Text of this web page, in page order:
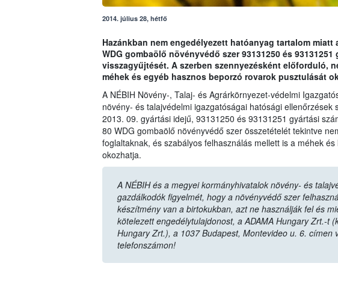
2014. július 28, hétfő
Hazánkban nem engedélyezett hatóanyag tartalom miatt
WDG gombaölő növényvédő szer 93131250 és
visszagyűjtését. A szerben szennyezésként előforduló,
méhek és egyéb hasznos beporzó rovarok pusztulását
A NÉBIH Növény-, Talaj- és Agrárkörnyezet-védelmi
növény- és talajvédelmi igazgatóságai hatósági
2013. 09. gyártási idejű, 93131250 és 93131251 gyártási
80 WDG gombaölő növényvédő szer összetételét tekintve
foglaltaknak, és szabályos felhasználás mellett is a méhek
okozhatja.
A NÉBIH és a megyei kormányhivatalok növény- és
gazdálkodók figyelmét, hogy a növényvédő szer
készítmény van a birtokukban, azt ne használják fel és
kötelezett engedélytulajdonost, a ADAMA Hungary Zrt.-t
Hungary Zrt.), a 1037 Budapest, Montevideo u. 6. címen
telefonszámon!